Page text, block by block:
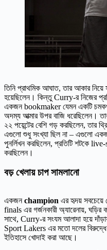
তিনি প্রাথমিক আঘাত, তার আকার নিয়ে
হয়েছিলেন। কিন্তু Curry-র নিজের
একজন bookmaker যেমন একটি চমকপ্রদ
অদম্য আত্মার উপর বাজি ধরেছিলেন।
২২ পয়েন্টের বেশি গড় করছিলেন, তার
এগুলো শুধু সংখ্যা ছিল না – এগুলো
পুনর্লিখন করছিলেন, প্রতিটি শটকে
করছিলেন।
বড় খেলায় চাপ সামলানো
একজনchampion এর হৃদয় সবচেয়ে
finals এর গর্জনকারী অ্যারেনায়, ঘড়ির
সাথে, Curry-র সংযম আলাদা হয়ে
Sport Lakers এর মতো দলের বিরুদ্ধে
ইতিহাসে খোদাই করা আছে।